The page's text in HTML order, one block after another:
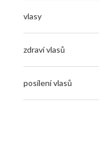
vlasy
zdraví vlasů
posílení vlasů